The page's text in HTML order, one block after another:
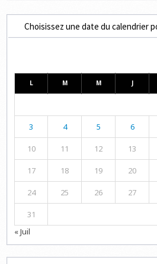
Choisissez une date du calendrier
L M M J
3 4 5 6
10 11 12 13
17 18 19 20
24 25 26 27
31
« Juil